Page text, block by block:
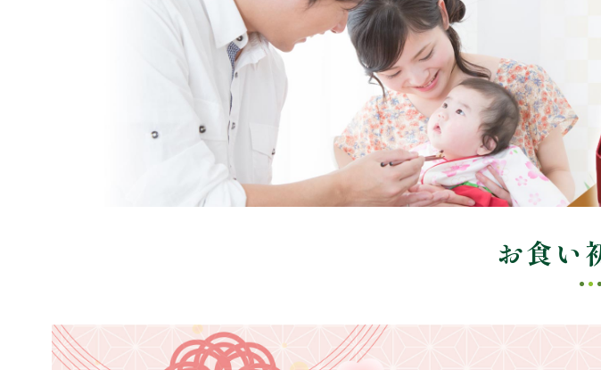
お食い
※ポイントはご購入商品の合計額に応じて付与さ
※貯まったポイントは、1ポイント1円として次